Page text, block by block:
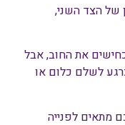
של הצד השני,
את החוב, אבל
לשלם כלום או
מתאים לפנייה